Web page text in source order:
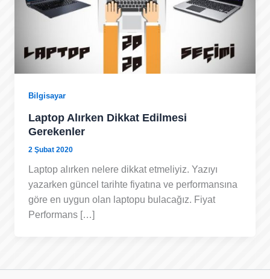
Bilgisayar
Laptop Alırken Dikkat Edilmesi
Gerekenler
2 Şubat 2020
Laptop alırken nelere dikkat etmeliyiz. Yazıyı
yazarken güncel tarihte fiyatına ve performansına
göre en uygun olan laptopu bulacağız. Fiyat
Performans […]